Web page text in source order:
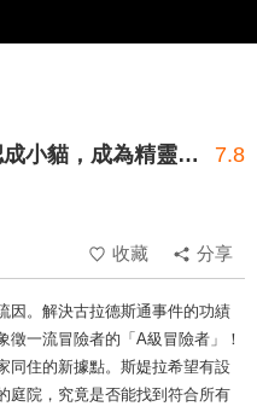
S級怪獸《貝希摩斯》被誤認成小貓，成為精靈女孩的騎士（寵物）一起生活(無霧氣版) 7.8
收藏
分享
因。解決古拉德斯通事件的功績
一流冒險者的「A級冒險者」！
同住的新據點。斯媞拉希望有設
庭院，究竟是否能找到符合所有